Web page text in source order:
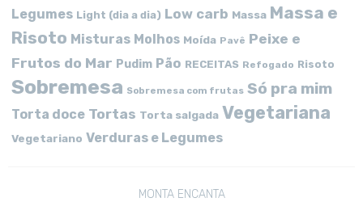
Legumes Light (dia a dia) Low carb Massa Massa e
Risoto Misturas Molhos Moída Pavê Peixe e
Frutos do Mar Pudim Pão RECEITAS Refogado Risoto
Sobremesa Sobremesa com frutas Só pra mim
Torta doce Tortas Torta salgada Vegetariana
Vegetariano Verduras e Legumes
MONTA ENCANTA